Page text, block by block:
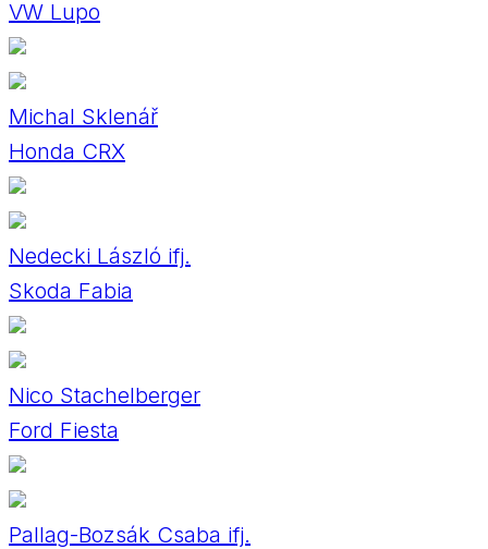
VW Lupo
Michal Sklenář
Honda CRX
Nedecki László ifj.
Skoda Fabia
Nico Stachelberger
Ford Fiesta
Pallag-Bozsák Csaba ifj.